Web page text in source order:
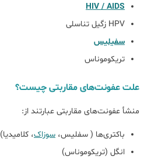
HIV / AIDS
HPV زگیل تناسلی
سفیلیس
تریکوموناس
علت عفونت‌های مقاربتی چیست؟
منشأ عفونت‌های مقاربتی عبارتند از:
باکتری‌ها ( سفلیس، سوزاک، کلامیدیا)
انگل (تریکوموناس)